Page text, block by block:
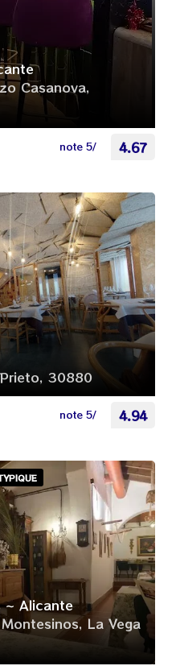
Casanova,
note 5/ 4.67
30880
note 5/ 4.94
~ Alicante
La Vega